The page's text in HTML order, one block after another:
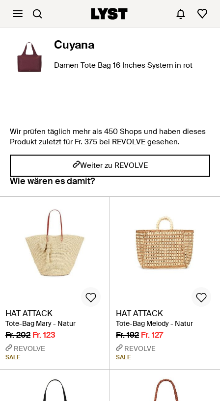
Cuyana
Damen Tote Bag 16 Inches System in rot
Wir prüfen täglich mehr als 450 Shops und haben dieses
Produkt zuletzt für Fr. 375 bei REVOLVE gesehen.
Weiter zu REVOLVE
Wie wären es damit?
HAT ATTACK
Tote-Bag Mary - Natur
Fr. 202 Fr. 123
REVOLVE
SALE
HAT ATTACK
Tote-Bag Melody - Natur
Fr. 192 Fr. 127
REVOLVE
SALE